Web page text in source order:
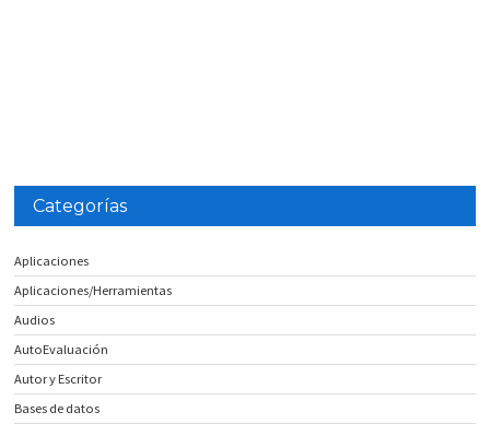
Categorías
Aplicaciones
Aplicaciones/Herramientas
Audios
AutoEvaluación
Autor y Escritor
Bases de datos